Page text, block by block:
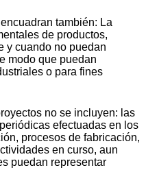
también: La
de productos,
y cuando no puedan
modo que puedan
o para fines
no se incluyen: las
efectuadas en los
procesos de fabricación,
en curso, aun
puedan representar